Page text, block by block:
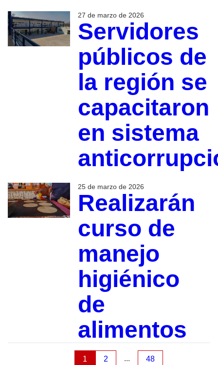
27 de marzo de 2026
Servidores
públicos de
la región se
capacitaron
en sistema
25 de marzo de 2026
Realizarán
curso de
manejo
higiénico
de
alimentos
1 2 ... 48